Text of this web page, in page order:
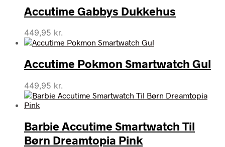
Accutime Gabbys Dukkehus
449,95 kr.
Accutime Pokmon Smartwatch Gul
449,95 kr.
Barbie Accutime Smartwatch Til
Børn Dreamtopia Pink